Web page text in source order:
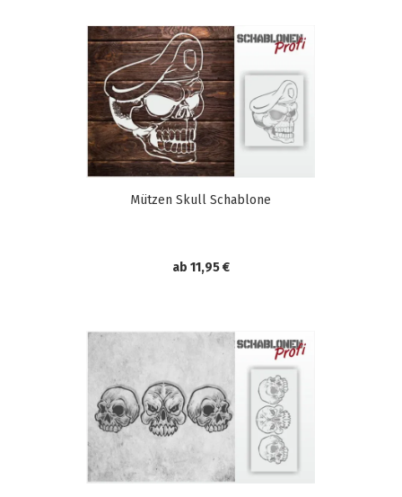
Mützen Skull Schablone
ab 11,95 €